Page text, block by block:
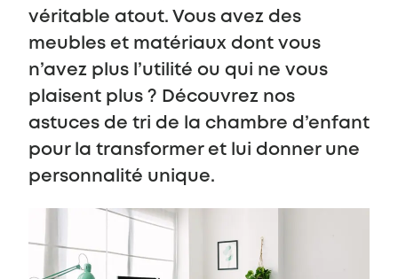
véritable atout. Vous avez des
meubles et matériaux dont vous
n’avez plus l’utilité ou qui ne vous
plaisent plus ? Découvrez nos
astuces de tri de la chambre d’enfant
pour la transformer et lui donner une
personnalité unique.